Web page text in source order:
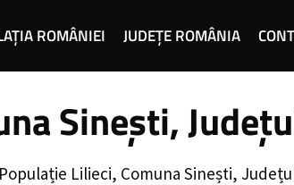
ROMÂNIEI JUDEȚE ROMÂNIA
Sinești,
Populație Lilieci, Comuna Sinești,